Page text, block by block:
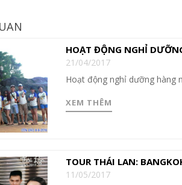
HOẠT ĐỘNG NGHỈ
21/04/2017
Hoạt động nghỉ dưỡng hàng
XEM THÊM
TOUR THÁI LAN:
11/05/2017